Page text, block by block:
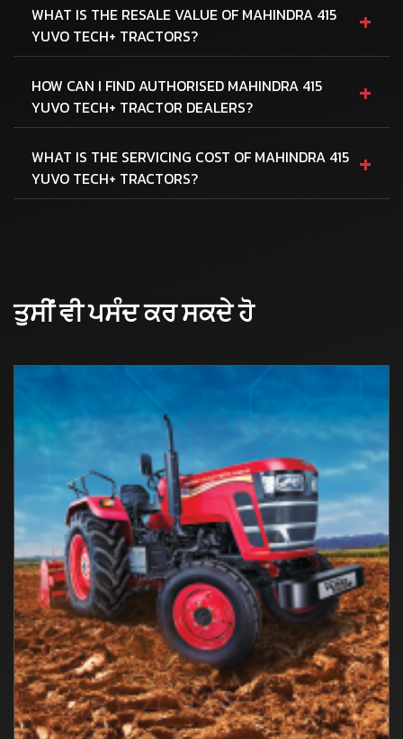
WHAT IS THE RESALE VALUE OF MAHINDRA 415
YUVO TECH+ TRACTORS?
+
HOW CAN I FIND AUTHORISED MAHINDRA 415
YUVO TECH+ TRACTOR DEALERS?
+
WHAT IS THE SERVICING COST OF MAHINDRA 415
YUVO TECH+ TRACTORS?
+
ਤੁਸੀਂ ਵੀ ਪਸੰਦ ਕਰ ਸਕਦੇ ਹੋ